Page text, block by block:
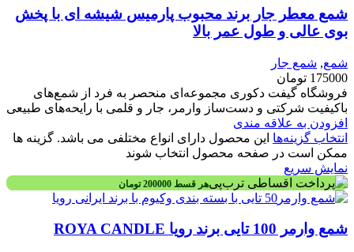
شمع معطر جار برند محبوب پارمیس شیشه ای با پخش
بوی عالی و طول عمر بالا
شمع, شمع جار
175000 تومان
فروشگاه گیفت دکوری مجموعه‌ای منحصر به فرد از شمع‌های
باکیفیت شرکتی و دست‌ساز وارمر، جار و قلمی با رایحه‌های طبیعی
افزودن به علاقه مندی
انتخاب گزینه‌ها این محصول دارای انواع مختلفی می باشد. گزینه ها
ممکن است در صفحه محصول انتخاب شوند
نمایش سریع
هر قسط 200000 تومان
شمع وارمر 100 تایی برند رویا ROYA CANDLE